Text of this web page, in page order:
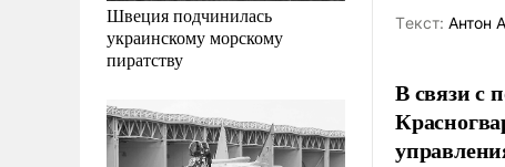
Швеция подчинилась
украинскому морскому
пиратству
Tекст: Антон
В связи с